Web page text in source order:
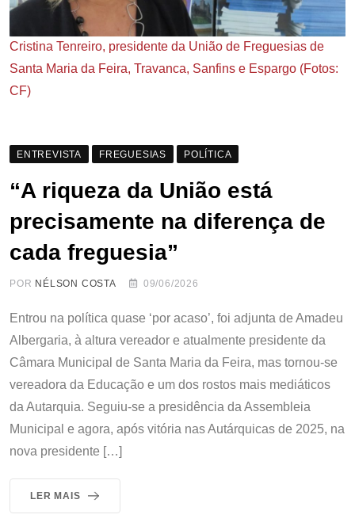
Cristina Tenreiro, presidente da União de Freguesias de
Santa Maria da Feira, Travanca, Sanfins e Espargo (Fotos:
CF)
ENTREVISTA FREGUESIAS POLÍTICA
“A riqueza da União está
precisamente na diferença de
cada freguesia”
POR NÉLSON COSTA 09/06/2026
Entrou na política quase ‘por acaso’, foi adjunta de Amadeu
Albergaria, à altura vereador e atualmente presidente da
Câmara Municipal de Santa Maria da Feira, mas tornou-se
vereadora da Educação e um dos rostos mais mediáticos
da Autarquia. Seguiu-se a presidência da Assembleia
Municipal e agora, após vitória nas Autárquicas de 2025, na
nova presidente […]
LER MAIS